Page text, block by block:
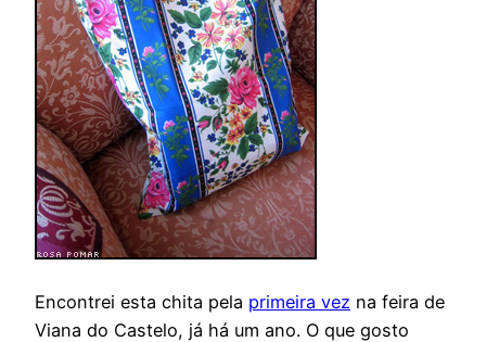
Encontrei esta chita pela primeira vez na feira de
Viana do Castelo, já há um ano. O que gosto